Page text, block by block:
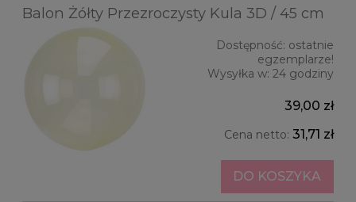
Balon Żółty Przezroczysty Kula 3D / 45 cm
Dostępność: ostatnie
egzemplarze!
Wysyłka w: 24 godziny
39,00 zł
Cena netto: 31,71 zł
DO KOSZYKA